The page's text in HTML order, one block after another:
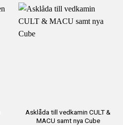
Asklåda till vedkamin CULT &
MACU samt nya Cube